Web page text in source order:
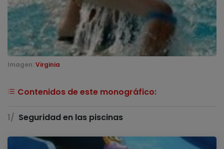
Imagen: Virginia
Contenidos de este monográfico:
Seguridad en las piscinas